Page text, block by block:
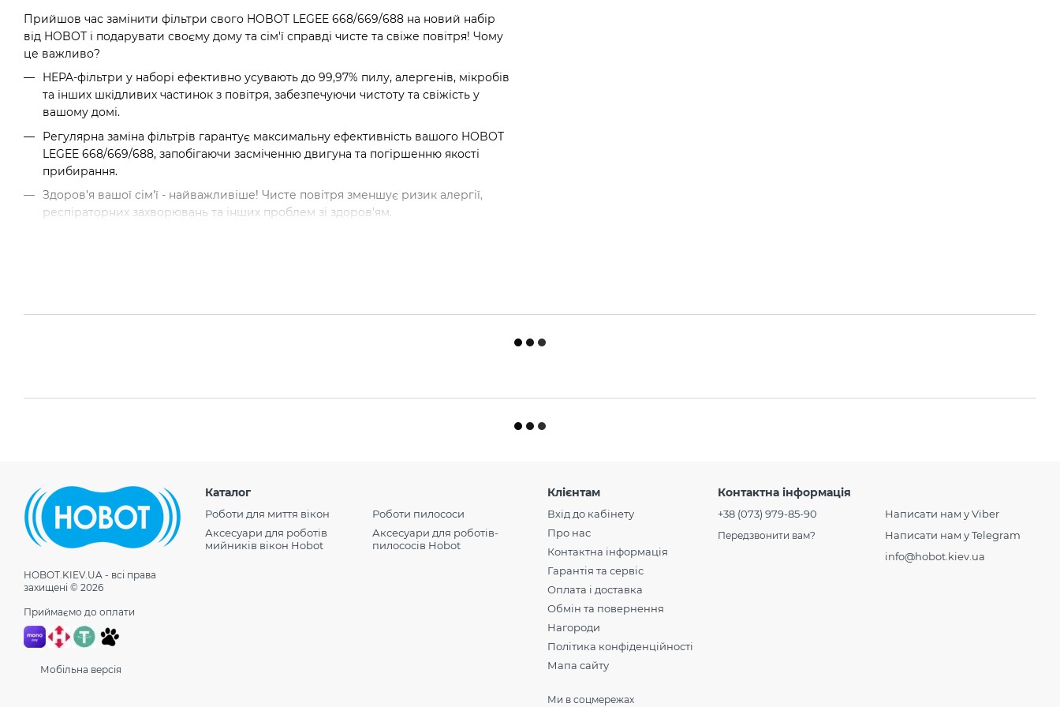
Прийшов час замінити фільтри свого HOBOT LEGEE 668/669/688 на новий набір
від HOBOT і подарувати своєму дому та сім'ї справді чисте та свіже повітря! Чому
це важливо?
HEPA-фільтри у наборі ефективно усувають до 99,97% пилу, алергенів, мікробів
та інших шкідливих частинок з повітря, забезпечуючи чистоту та свіжість у
вашому домі.
Регулярна заміна фільтрів гарантує максимальну ефективність вашого HOBOT
LEGEE 668/669/688, запобігаючи засміченню двигуна та погіршенню якості
прибирання.
Здоров'я вашої сім'ї - найважливіше! Чисте повітря зменшує ризик алергії,
респіраторних захворювань та інших проблем зі здоров'ям.
HOBOT.KIEV.UA - всі права
захищені © 2026
Приймаємо до оплати
Мобільна версія
Каталог
Роботи для миття вікон
Аксесуари для роботів
мийників вікон Hobot
Роботи пилососи
Аксесуари для роботів-
пилососів Hobot
Клієнтам
Вхід до кабінету
Про нас
Контактна інформація
Гарантія та сервіс
Оплата і доставка
Обмін та повернення
Нагороди
Політика конфіденційності
Мапа сайту
Ми в соцмережах
Контактна інформація
+38 (073) 979-85-90
Передзвонити вам?
Написати нам у Viber
Написати нам у Telegram
info@hobot.kiev.ua